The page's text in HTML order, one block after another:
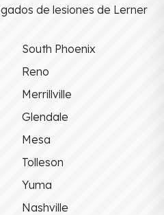
de lesiones de Lerner
South Phoenix
Reno
Merrillville
Glendale
Mesa
Tolleson
Yuma
Nashville